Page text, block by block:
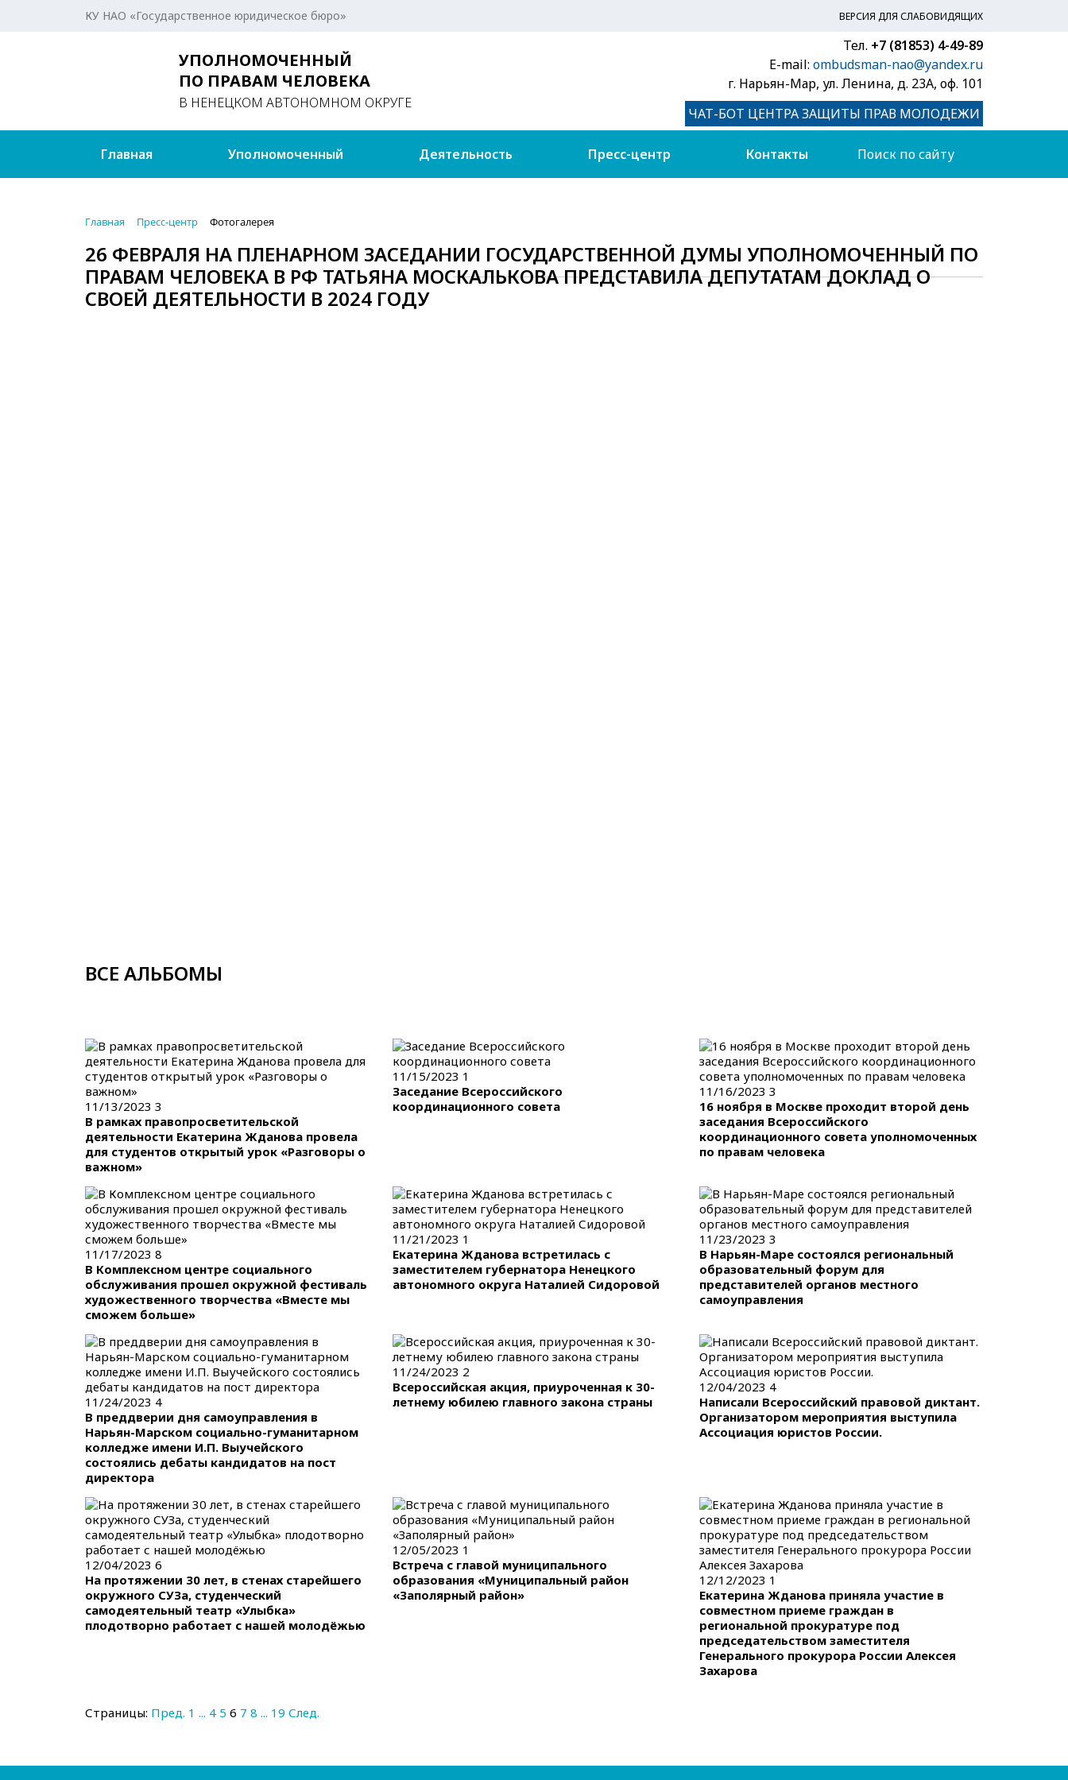
КУ НАО «Государственное юридическое бюро» ВЕРСИЯ ДЛЯ СЛАБОВИДЯЩИХ
УПОЛНОМОЧЕННЫЙ
ПО ПРАВАМ ЧЕЛОВЕКА
В НЕНЕЦКОМ АВТОНОМНОМ ОКРУГЕ
Тел. +7 (81853) 4-49-89
E-mail: ombudsman-nao@yandex.ru
г. Нарьян-Мар, ул. Ленина, д. 23А, оф. 101
ЧАТ-БОТ ЦЕНТРА ЗАЩИТЫ ПРАВ МОЛОДЕЖИ
Главная Уполномоченный Деятельность Пресс-центр Контакты
Главная Пресс-центр Фотогалерея
26 ФЕВРАЛЯ НА ПЛЕНАРНОМ ЗАСЕДАНИИ ГОСУДАРСТВЕННОЙ ДУМЫ УПОЛНОМОЧЕННЫЙ ПО
ПРАВАМ ЧЕЛОВЕКА В РФ ТАТЬЯНА МОСКАЛЬКОВА ПРЕДСТАВИЛА ДЕПУТАТАМ ДОКЛАД О
СВОЕЙ ДЕЯТЕЛЬНОСТИ В 2024 ГОДУ
ВСЕ АЛЬБОМЫ
11/13/2023 3
В рамках правопросветительской
деятельности Екатерина Жданова провела
для студентов открытый урок «Разговоры о
важном»
11/15/2023 1
Заседание Всероссийского
координационного совета
11/16/2023 3
16 ноября в Москве проходит второй день
заседания Всероссийского
координационного совета уполномоченных
по правам человека
11/17/2023 8
В Комплексном центре социального
обслуживания прошел окружной фестиваль
художественного творчества «Вместе мы
сможем больше»
11/21/2023 1
Екатерина Жданова встретилась с
заместителем губернатора Ненецкого
автономного округа Наталией Сидоровой
11/23/2023 3
В Нарьян-Маре состоялся региональный
образовательный форум для
представителей органов местного
самоуправления
11/24/2023 4
В преддверии дня самоуправления в
Нарьян-Марском социально-гуманитарном
колледже имени И.П. Выучейского
состоялись дебаты кандидатов на пост
директора
11/24/2023 2
Всероссийская акция, приуроченная к 30-
летнему юбилею главного закона страны
12/04/2023 4
Написали Всероссийский правовой диктант.
Организатором мероприятия выступила
Ассоциация юристов России.
12/04/2023 6
На протяжении 30 лет, в стенах старейшего
окружного СУЗа, студенческий
самодеятельный театр «Улыбка»
плодотворно работает с нашей молодёжью
12/05/2023 1
Встреча с главой муниципального
образования «Муниципальный район
«Заполярный район»
12/12/2023 1
Екатерина Жданова приняла участие в
совместном приеме граждан в
региональной прокуратуре под
председательством заместителя
Генерального прокурора России Алексея
Захарова
Страницы: Пред. 1 ... 4 5 6 7 8 ... 19 След.